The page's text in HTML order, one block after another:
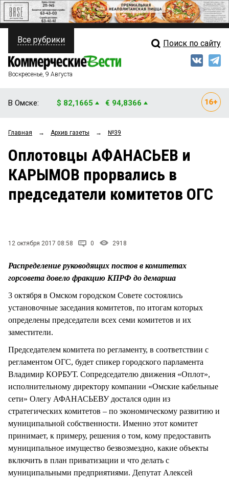
ПОЛИТИКА
ФИНАНСЫ
ОБЩЕСТВО
ЗАКОН
Свежий выпуск
Рейтинги
Блоги
Архив
Все рубрики Поиск по сайту
Воскресенье, 9 Августа
В Омске: $ 82,1665 € 94,8366
Главная → Архив газеты → №39
Оплотовцы АФАНАСЬЕВ и
КАРЫМОВ прорвались в
председатели комитетов ОГС
12 октября 2017 08:58 0 2918
Распределение руководящих постов в комитетах
горсовета довело фракцию КПРФ до демарша
3 октября в Омском городском Совете состоялись
установочные заседания комитетов, по итогам которых
определены председатели всех семи комитетов и их
заместители.
Председателем комитета по регламенту, в соответствии с
регламентом ОГС, будет спикер городского парламента
Владимир КОРБУТ. Сопредседателю движения «Оплот»,
исполнительному директору компании «Омские кабельные
сети» Олегу АФАНАСЬЕВУ достался один из
стратегических комитетов – по экономическому развитию и
муниципальной собственности. Именно этот комитет
принимает, к примеру, решения о том, кому предоставить
муниципальное имущество безвозмездно, какие объекты
включить в план приватизации и что делать с
муниципальными предприятиями. Депутат Алексей